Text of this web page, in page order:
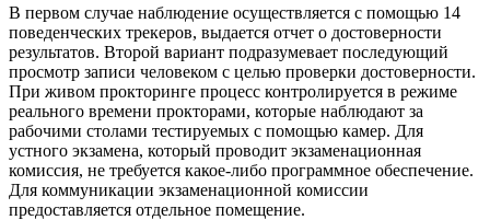
В первом случае наблюдение осуществляется с помощью 14
поведенческих трекеров, выдается отчет о достоверности
результатов. Второй вариант подразумевает последующий
просмотр записи человеком с целью проверки достоверности.
При живом прокторинге процесс контролируется в режиме
реального времени прокторами, которые наблюдают за
рабочими столами тестируемых с помощью камер. Для
устного экзамена, который проводит экзаменационная
комиссия, не требуется какое-либо программное обеспечение.
Для коммуникации экзаменационной комиссии
предоставляется отдельное помещение.